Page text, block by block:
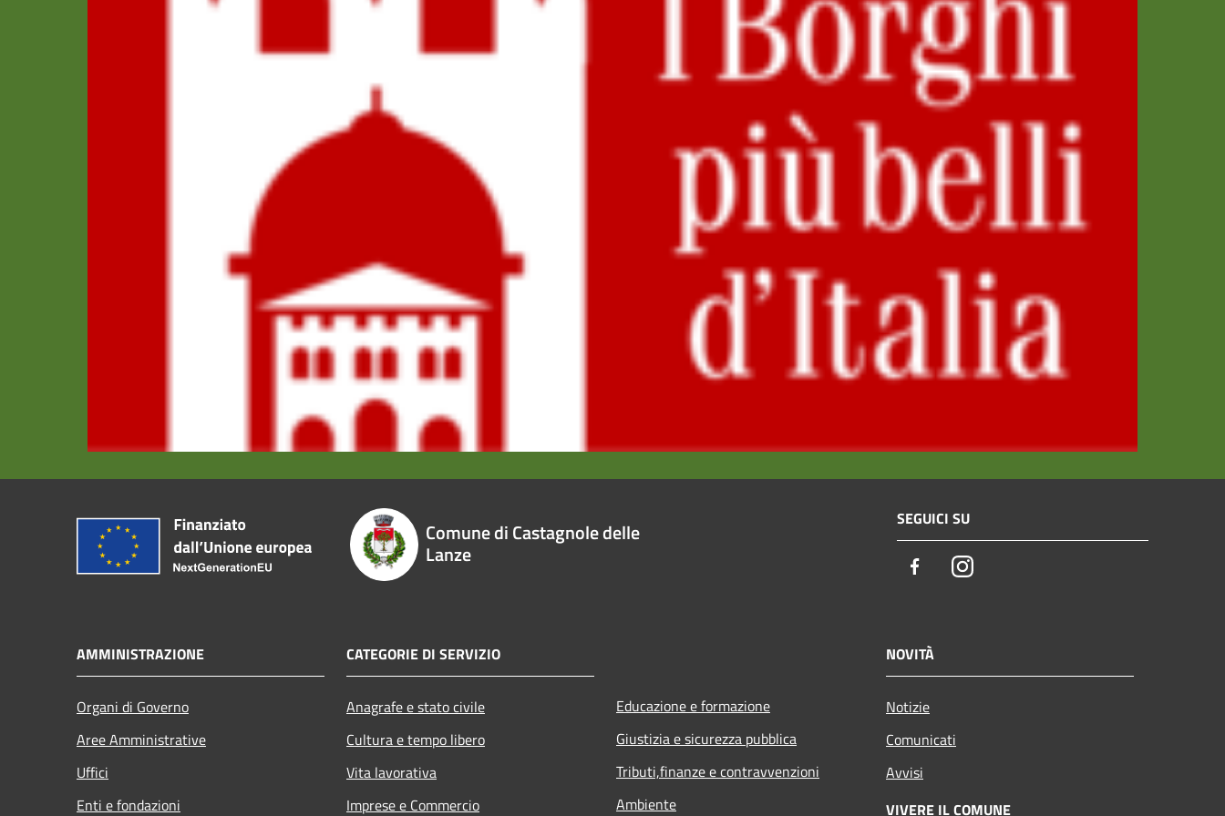
Comune di Castagnole delle
Lanze
SEGUICI SU
FacebookInstagram
AMMINISTRAZIONE
Organi di Governo
Aree Amministrative
Uffici
Enti e fondazioni
CATEGORIE DI SERVIZIO
Anagrafe e stato civile
Cultura e tempo libero
Vita lavorativa
Imprese e Commercio
Educazione e formazione
Giustizia e sicurezza pubblica
Tributi,finanze e contravvenzioni
Ambiente
NOVITÀ
Notizie
Comunicati
Avvisi
VIVERE IL COMUNE